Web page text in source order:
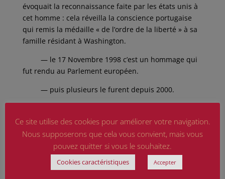
évoquait la reconnaissance faite par les états unis à
cet homme : cela réveilla la conscience portugaise
qui remis la médaille « de l’ordre de la liberté » à sa
famille résidant à Washington.
— le 17 Novembre 1998 c’est un hommage qui
fut rendu au Parlement européen.
— puis plusieurs le furent depuis 2000.
quelque sorte un appel aux responsables actuels
pour qu’ils aient un esprit critique et une vigilance
de tous les instants dans toute situation.
— au début de son « consulat » Sousa Mendes
n’accordait que peu de visas, les gens faisaient
Ce site utilise des cookies pour améliorer votre navigation.
Nous supposerons que cela vous convient, mais vous
pouvez quitter si vous le souhaitez.
Cookies caractéristiques Accepter